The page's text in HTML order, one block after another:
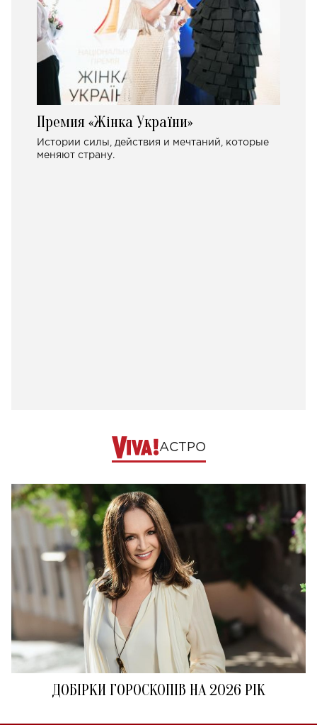
Премия «Жінка України»
Истории силы, действия и мечтаний, которые
меняют страну.
АСТРО
ДОБІРКИ ГОРОСКОПІВ НА 2026 РІК